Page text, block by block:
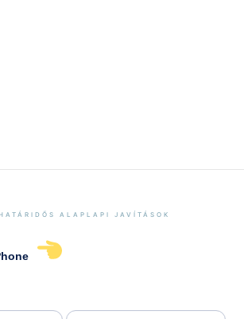
ALAPLAPI JAVÍTÁSOK